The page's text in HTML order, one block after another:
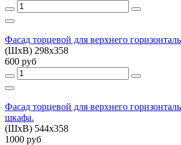
Фасад торцевой для верхнего
(ШхВ) 298х358
600 руб
Фасад торцевой для верхнего
шкафа.
(ШхВ) 544х358
1000 руб